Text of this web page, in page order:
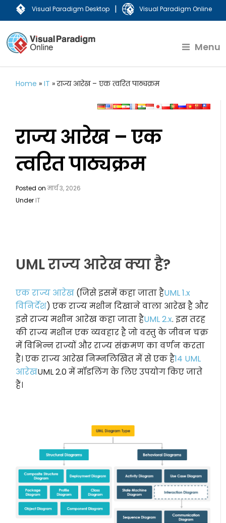
Visual Paradigm Desktop | Visual Paradigm Online
Menu
Home »IT »राज्य आरेख – एक त्वरित पाठ्यक्रम
राज्य आरेख – एक
त्वरित पाठ्यक्रम
Posted onमार्च 3, 2026
Under IT
UML राज्य आरेख क्या है?
एक राज्य आरेख (जिसे इसमें कहा जाता हैUML 1.x
विनिर्देश) एक राज्य मशीन दिखाने वाला आरेख है और
इसे राज्य मशीन आरेख कहा जाता हैUML 2.x. इस तरह
की राज्य मशीन एक व्यवहार है जो वस्तु के जीवन चक्र
में विभिन्न राज्यों और राज्य संक्रमण का वर्णन करता
है। एक राज्य आरेख निम्नलिखित में से एक है14 UML
आरेखUML 2.0 में मॉडलिंग के लिए उपयोग किए जाते
हैं।